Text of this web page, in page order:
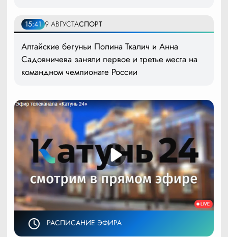
15:41 9 АВГУСТАСПОРТ
Алтайские бегуньи Полина Ткалич и Анна
Садовничева заняли первое и третье места на
командном чемпионате России
РАСПИСАНИЕ ЭФИРА